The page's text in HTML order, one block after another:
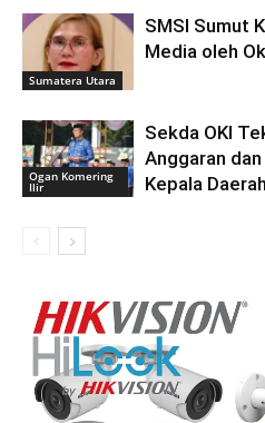
Sumatera Utara
SMSI Sumut
Media oleh
Ogan Komering
Ilir
Sekda OKI
Anggaran
Kepala Daerah